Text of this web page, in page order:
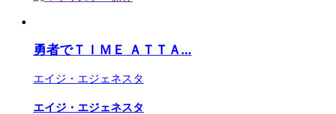
勇者でＴＩＭＥ ＡＴＴＡ...
エイジ・エジェネスタ
エイジ・エジェネスタ